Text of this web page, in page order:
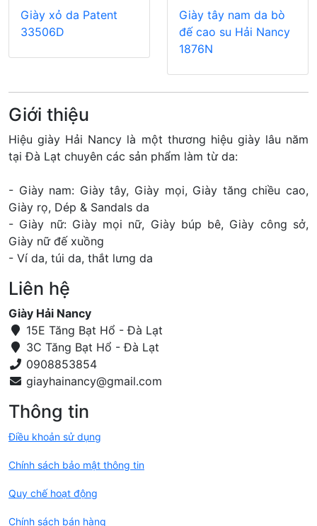
Giày xỏ da Patent
33506D
Giày tây nam da bò
đế cao su Hải Nancy
1876N
Giới thiệu
Hiệu giày Hải Nancy là một thương hiệu giày lâu năm
tại Đà Lạt chuyên các sản phẩm làm từ da:
- Giày nam: Giày tây, Giày mọi, Giày tăng chiều cao,
Giày rọ, Dép & Sandals da
- Giày nữ: Giày mọi nữ, Giày búp bê, Giày công sở,
Giày nữ đế xuồng
- Ví da, túi da, thắt lưng da
Liên hệ
Giày Hải Nancy
15E Tăng Bạt Hổ - Đà Lạt
3C Tăng Bạt Hổ - Đà Lạt
0908853854
Thông tin
Điều khoản sử dụng
Chính sách bảo mật thông tin
Quy chế hoạt động
Chính sách bán hàng